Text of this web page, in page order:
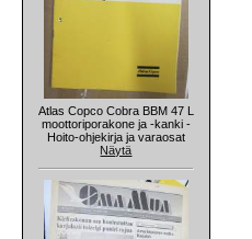
Atlas Copco Cobra BBM 47 L
moottoriporakone ja -kanki -
Hoito-ohjekirja ja varaosat
Näytä